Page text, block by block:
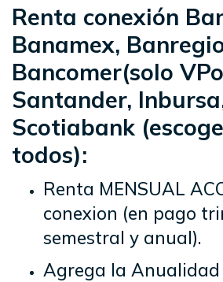
Renta conexión
Banamex,
Bancomer(solo
Santander,
Scotiabank
todos):
Renta MENSUAL
conexion (en pago
semestral y anual).
Agrega la Anualidad